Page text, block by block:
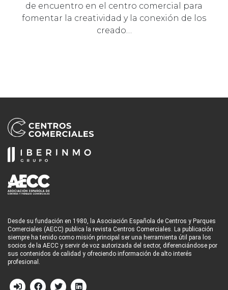
de encuentro en el centro comercial para
fomentar la creatividad y la conexión de los
creado…
Desde su fundación en 1980, la Asociación Española de Centros y Parques
Comerciales (AECC) publica la revista Centros Comerciales. La publicación
siempre ha tenido como misión principal ser una herramienta útil para los
socios de la AECC y servir de voz autorizada del sector, diferenciándose por
sus contenidos de calidad y ofreciendo información de alto interés
profesional.